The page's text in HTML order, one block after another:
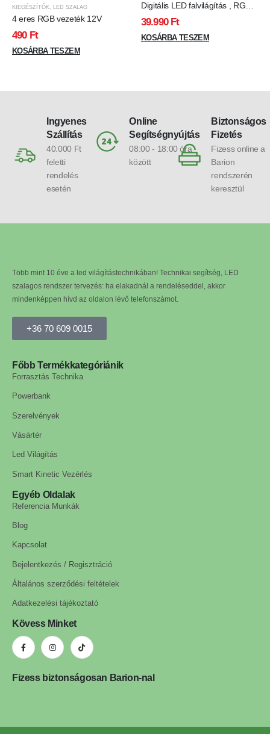
KIEGÉSZÍTŐK, LED SZALAG
4 eres RGB vezeték 12V
490 Ft
KOSÁRBA TESZEM
Digitális LED falvilágítás , RGB +
IC (digitális) , 4 egyenes + 1
sarokelem , Wi-Fi & Bluetooth ,
GOVEE
39.990 Ft
KOSÁRBA TESZEM
Ingyenes
Szállítás
40.000 Ft
feletti
rendelés
esetén
Online
Segítségnyújtás
08:00 - 18:00 óra
között
Biztonságos
Fizetés
Fizess online a
Barion
rendszerén
keresztül
Több mint 10 éve a led világítástechnikában! Technikai segítség, LED
szalagos rendszer tervezés: ha elakadnál a rendeléseddel, akkor
mindenképpen hívd az oldalon lévő telefonszámot.
+36 70 609 0015
Főbb Termékkategóriánik
Forrasztás Technika
Powerbank
Szerelvények
Vásártér
Led Világítás
Smart Kinetic Vezérlés
Egyéb Oldalak
Referencia Munkák
Blog
Kapcsolat
Bejelentkezés / Regisztráció
Általános szerződési feltételek
Adatkezelési tájékoztató
Kövess Minket
Fizess biztonságosan Barion-nal